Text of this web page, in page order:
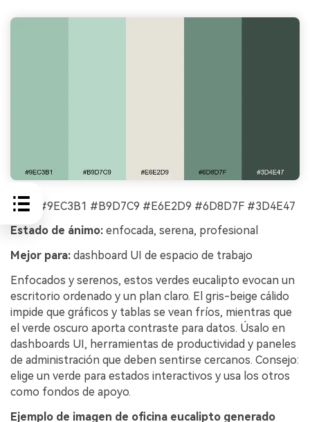
HEX:
#9EC3B1 #B9D7C9 #E6E2D9 #6D8D7F #3D4E47
Estado de ánimo: enfocada, serena, profesional
Mejor para: dashboard UI de espacio de trabajo
Enfocados y serenos, estos verdes eucalipto evocan un
escritorio ordenado y un plan claro. El gris-beige cálido
impide que gráficos y tablas se vean fríos, mientras que
el verde oscuro aporta contraste para datos. Úsalo en
dashboards UI, herramientas de productividad y paneles
de administración que deben sentirse cercanos. Consejo:
elige un verde para estados interactivos y usa los otros
como fondos de apoyo.
Ejemplo de imagen de oficina eucalipto generado